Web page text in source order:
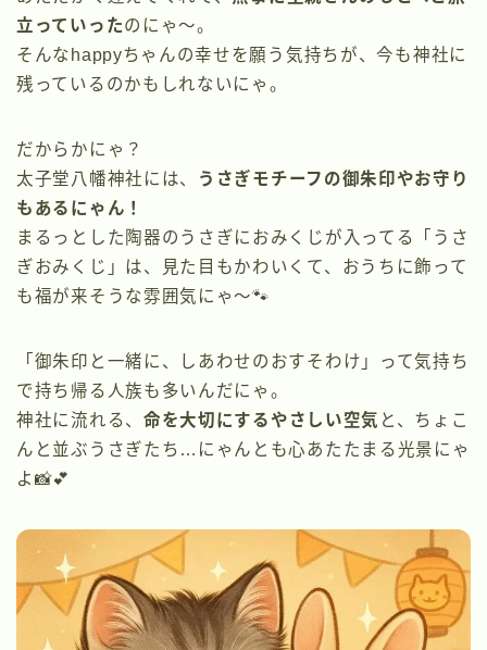
立っていったのにゃ〜。
そんなhappyちゃんの幸せを願う気持ちが、今も神社に
残っているのかもしれないにゃ。
だからかにゃ？
太子堂八幡神社には、
うさぎモチーフの御朱印やお守り
もあるにゃん！
まるっとした陶器のうさぎにおみくじが入ってる「うさ
ぎおみくじ」は、見た目もかわいくて、おうちに飾って
も福が来そうな雰囲気にゃ〜🐾
「御朱印と一緒に、しあわせのおすそわけ」って気持ち
で持ち帰る人族も多いんだにゃ。
神社に流れる、 命を大切にするやさしい空気 と、ちょこ
んと並ぶうさぎたち…にゃんとも心あたたまる光景にゃ
よ📸💕